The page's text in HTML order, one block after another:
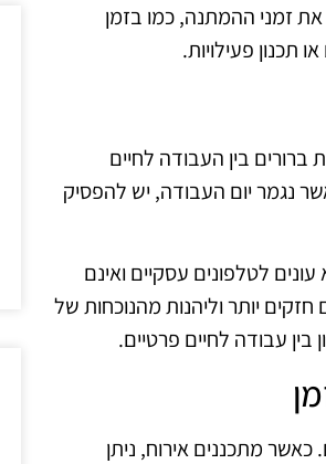
זמני ההמתנה, כמו בזמן
תכנון פעילויות.
בין העבודה לחיים
נגמר יום העבודה, יש להפסיק
לטלפונים עסקיים ואינם
יותר וליהנות מהנוכחות של
עבודה לחיים פרטיים.
מתכננים אירוח, ניתן